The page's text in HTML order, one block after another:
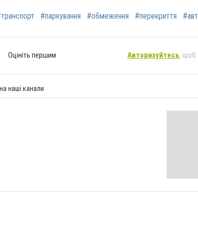
#паркування #обмеження #перекриття
Оцініть першим Авторизуйтесь, щоб
наші канали